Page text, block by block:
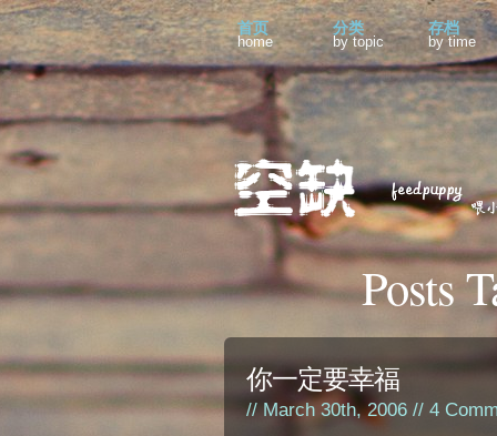
首页
home
分类
by topic
存档
by time
Posts
你一定要幸福
// March 30th, 2006 // 4